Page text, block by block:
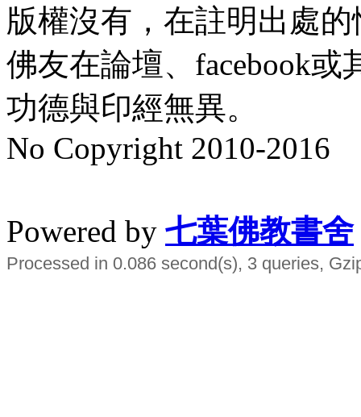
版權沒有，在註明出處
佛友在論壇、facebook
功德與印經無異。
No Copyright 2010-2016
Powered by 七葉佛教書舍
Processed in 0.086 second(s), 3 queries,